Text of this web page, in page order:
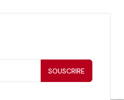
SOUSCRIRE